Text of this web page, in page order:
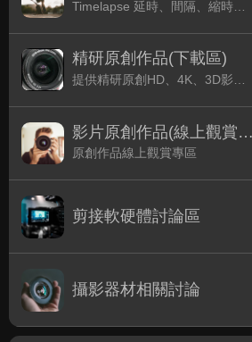
精研原創作品(下載區)
提供精研原創HD、4K、3D影片作品下載專區
影片原創作品(線上觀賞區)
原創作品線上觀賞專區
剪接軟硬體討論區
攝影器材相關討論